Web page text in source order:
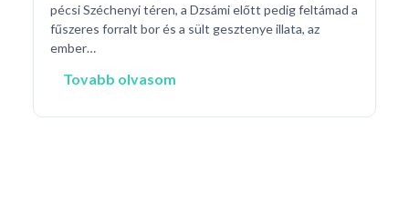
pécsi Széchenyi téren, a Dzsámi előtt pedig feltámad a
fűszeres forralt bor és a sült gesztenye illata, az
ember…
Tovabb olvasom